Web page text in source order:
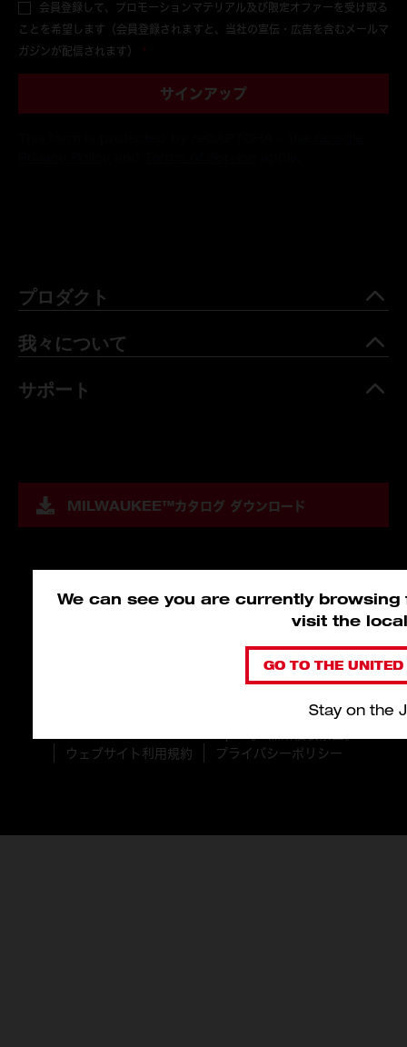
We can see you are currently
visit the
GO TO THE
Stay on the
プロダクト
我々について
サポート
会員登録して、プロモーションマテリアル及び限定オファーを受け取る
ことを希望します（会員登録されますと、当社の宣伝・広告を含むメールマ
ガジンが配信されます） *
サインアップ
MILWAUKEE™カタログ ダウンロード
ウェブサイト利用規約
プライバシーポリシー